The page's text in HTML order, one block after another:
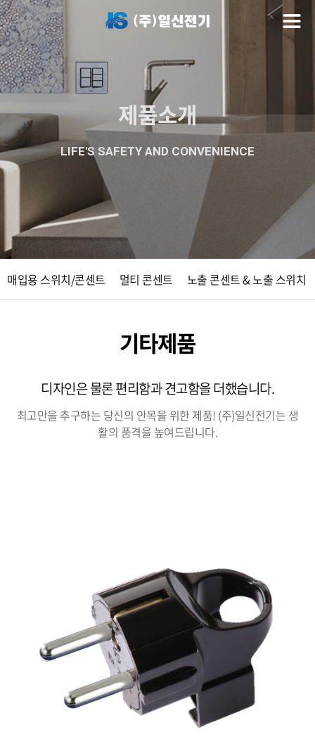
제품소개
LIFE'S SAFETY AND CONVENIENCE
매입용 스위치/콘센트 멀티 콘센트 노출 콘센트 & 노출 스위치
기타제품
디자인은 물론 편리함과 견고함을 더했습니다.
최고만을 추구하는 당신의 안목을 위한 제품! (주)일신전기는 생
활의 품격을 높여드립니다.